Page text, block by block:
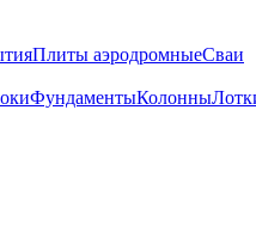
Плиты аэродромныеСваи
ФундаментыКолонны